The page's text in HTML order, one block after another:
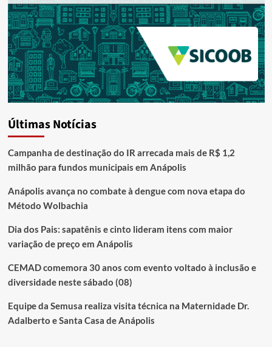
Últimas Notícias
Campanha de destinação do IR arrecada mais de R$ 1,2
milhão para fundos municipais em Anápolis
Anápolis avança no combate à dengue com nova etapa do
Método Wolbachia
Dia dos Pais: sapatênis e cinto lideram itens com maior
variação de preço em Anápolis
CEMAD comemora 30 anos com evento voltado à inclusão e
diversidade neste sábado (08)
Equipe da Semusa realiza visita técnica na Maternidade Dr.
Adalberto e Santa Casa de Anápolis